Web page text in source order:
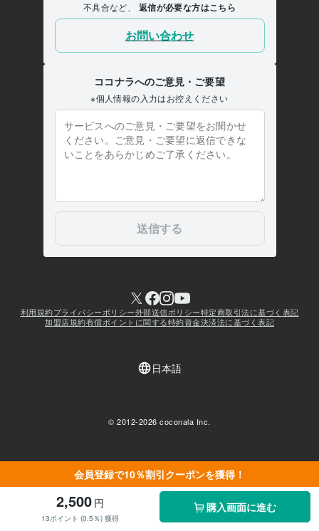
会員登録で10％割引クーポンを獲得！
2,500 円
13ポイント (0.5％) 獲得
購入画面に進む